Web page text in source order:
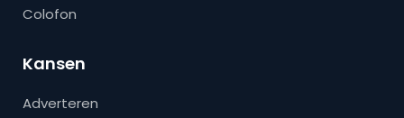
Colofon
Kansen
Adverteren